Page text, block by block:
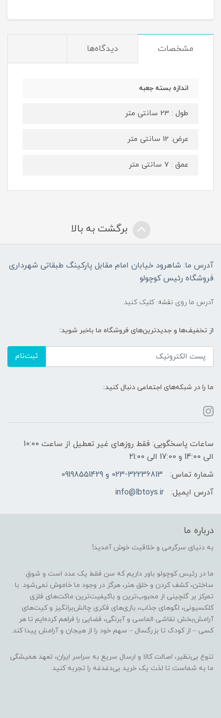
مشخصات دیدگاه‌ها
اندازه بسته جعبه
طول : 23 سانتی متر
عرض: 12 سانتی متر
عمق : 7 سانتی متر
برگشت به بالا
آدرس ما: شاهرود خیابان امام مقابل پارکینگ طبقاتی شهرداری
فروشگاه رئیس کوچولو
آدرس ما روی نقشه: کلیک کنید
از تخفیف‌ها و جدیدترین‌های فروشگاه ما باخبر شوید:
ثبت‌نام
ما را در شبکه‌های اجتماعی دنبال کنید:
ساعات پاسخگویی: فقط روزهای غیر تعطیل از ساعت 10:00
الی 14:00 و 17:00 الی 21:00
شماره تماس:
023-32236813 و 09198551429
آدرس ایمیل:
info@lbtoys.ir
درباره ما
به دنیای سرگرمی و خلاقیت خوش آمدید!
ما در رئیس کوچولو باور داریم که سن فقط یک عدد است و شوقِ
ساختن، کشف کردن و خلق هنر، هرگز در وجود ما خاموش نمی‌شود. با
تمرکز بر گلچینی از محبوب‌ترین و باکیفیت‌ترین ماکت‌های فلزی
کلکسیونی، لگوهای جذاب، بازی‌های فکری چالش‌برانگیز و کیت‌های
آرامش‌بخش نقاشی الماسی و آبرنگی، فضایی را فراهم کرده‌ایم تا هر
کسی – از کودک تا بزرگسال – سهم خود را از هیجان و آرامش پیدا کند.
تنوع بی‌نظیر، اصالت کالا و ارسال سریع به سراسر ایران، تعهد همیشگی
ما به شماست تا لذت یک خرید بی‌دغدغه را تجربه کنید.